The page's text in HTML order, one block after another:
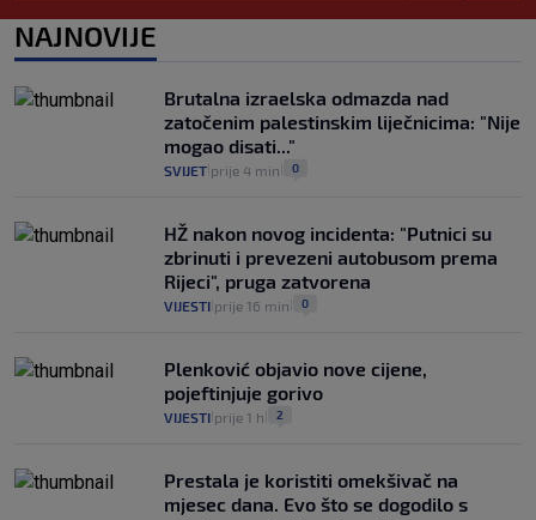
8
Evo aktualnih cijena i nekoliko savjeta
da prođe što lakše i jeftinije
0
NAJNOVIJE
Brutalna izraelska odmazda nad
zatočenim palestinskim liječnicima: "Nije
mogao disati..."
SVIJET prije 4 min 0
HŽ nakon novog incidenta: "Putnici su
zbrinuti i prevezeni autobusom prema
Rijeci", pruga zatvorena
VIJESTI prije 16 min 0
Plenković objavio nove cijene,
pojeftinjuje gorivo
VIJESTI prije 1 h 2
Prestala je koristiti omekšivač na
mjesec dana. Evo što se dogodilo s